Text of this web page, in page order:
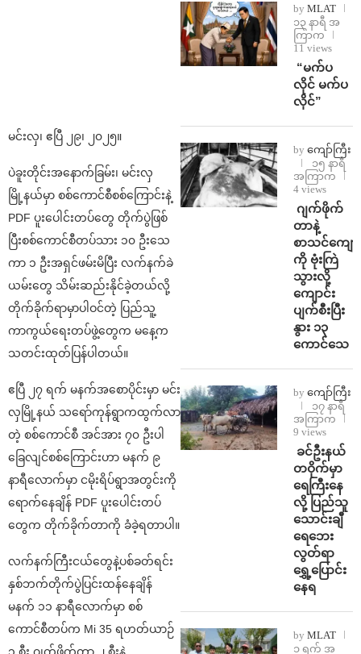
မင်းလှ၊ ဧပြီ ၂၉၊ ၂၀၂၅။
ပဲခူးတိုင်းအနောက်ခြမ်း၊ မင်းလှ
မြို့နယ်မှာ စစ်‌ကောင်စီစစ်ကြောင်းနဲ့
PDF ပူးပေါင်းတပ်တွေ တိုက်ပွဲဖြစ်
ပြီးစစ်ကောင်စီတပ်သား ၁၀ ဦးသေ
ကာ ၁ ဦးအရှင်ဖမ်းမိပြီး လက်နက်ခဲ
ယမ်းတွေ သိမ်းဆည်းနိုင်ခဲ့တယ်လို့
တိုက်ခိုက်ရာမှာပါဝင်တဲ့ ပြည်သူ့
ကာကွယ်ရေးတပ်ဖွဲ့တွေက မနေ့က
သတင်းထုတ်ပြန်ပါတယ်။
ဧပြီ ၂၇ ရက် မနက်အစောပိုင်းမှာ မင်း
လှမြို့နယ် သရော်ကုန်ရွာကထွက်လာ
တဲ့ စစ်ကောင်စီ အင်အား ၇၀ ဦးပါ
ခြေလျင်စစ်ကြောင်းဟာ မနက် ၉
နာရီလောက်မှာ ငမိုးရိပ်ရွာအတွင်းကို
ရောက်နေချိန် PDF ပူး‌ပေါင်းတပ်
တွေက တိုက်ခိုက်တာကို ခံခဲ့ရတာပါ။
လက်နက်ကြီးငယ်တွေနဲ့ပစ်ခတ်ရင်း
နှစ်ဘက်တိုက်ပွဲပြင်းထန်နေချိန်
မနက် ၁၁ နာရီလောက်မှာ စစ်
ကောင်စီတပ်က Mi 35 ရဟတ်ယာဉ်
၁ စီး ဂျက်ဖိုက်တာ ၂ စီးနဲ့
by MLAT
၁၃ နာရီ အ
ကြာက
11 views
⁨ ⁨“မက်ပ
လိုင် မက်ပ
လိုင်”
by ကျော်ကြီး
၁၅ နာရီ
အကြာက
4 views
⁨⁩ ⁨ဂျက်ဖိုက်
တာနဲ့
စာသင်ကျော
ကို ဗုံးကြဲ
သွားလို့
ကျောင်း
ပျက်စီးပြီး
နွား ၁၃
ကောင်သေ
by ကျော်ကြီး
၁၇ နာရီ
အကြာက
9 views
⁩ ⁨ခင်ဦးနယ်
တဝိုက်မှာ
ရေကြီးနေ
လို့ ပြည်သူ
သောင်းချီ
ရေဘေး
လွတ်ရာ
ရွှေ့ပြောင်း
နေရ
by MLAT
၁ ရက် အ